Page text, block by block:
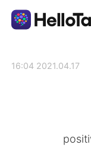
2021.04.17 16:04